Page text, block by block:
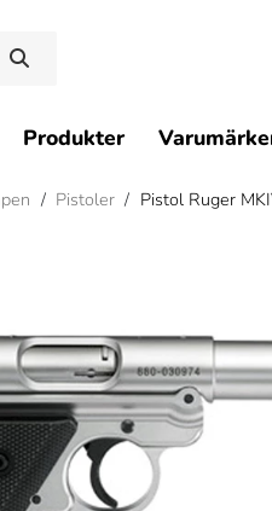
Produkter
/ Pistoler / Pistol Ruger